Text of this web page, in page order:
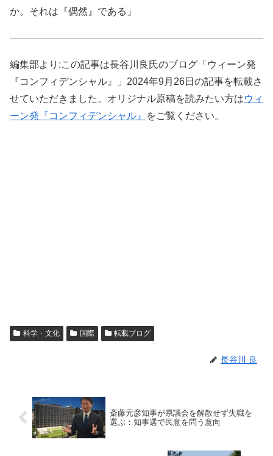
か。それは『偶然』である」
編集部より:この記事は長谷川良氏のブログ「ウィーン発
『コンフィデンシャル』」2024年9月26日の記事を転載さ
せていただきました。オリジナル原稿を読みたい方はウィ
ーン発『コンフィデンシャル』
をご覧ください。
科学・文化 国際 転載ブログ
長谷川 良
斎藤元彦知事が県議会を解散せず失職を
選ぶ：知事選で民意を問う意向